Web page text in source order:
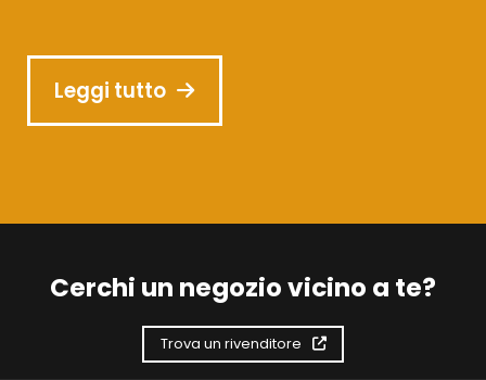
Leggi tutto
Cerchi un negozio vicino a te?
Trova un rivenditore